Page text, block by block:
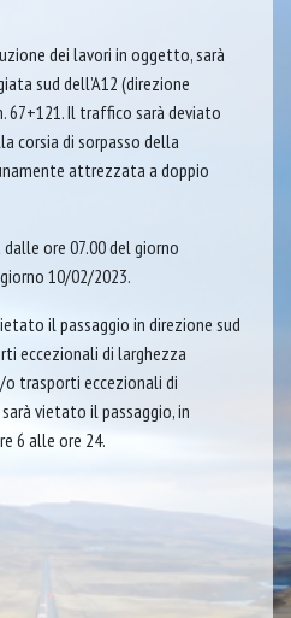
dei lavori in oggetto, sarà
sud dell’A12 (direzione
67+121. Il traffico sarà deviato
corsia di sorpasso della
attrezzata a doppio
ore 07.00 del giorno
10/02/2023.
il passaggio in direzione sud
eccezionali di larghezza
o trasporti eccezionali di
vietato il passaggio, in
6 alle ore 24.